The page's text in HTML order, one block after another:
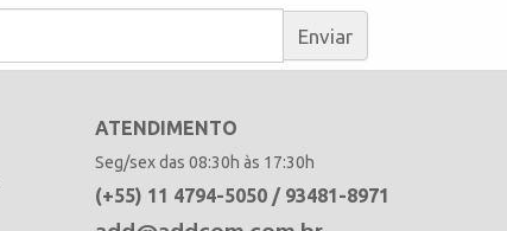
Enviar
ATENDIMENTO
Seg/sex das 08:30h às 17:30h
(+55) 11 4794-5050 / 93481-8971